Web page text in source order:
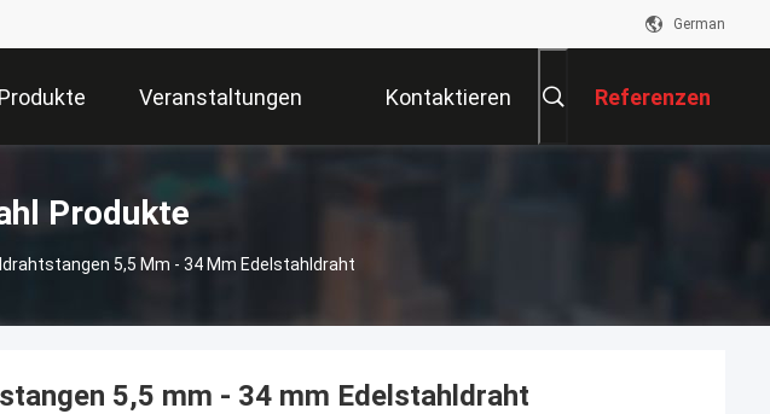
German
Produkte Veranstaltungen Kontaktieren Referenzen
Produkte
5,5 Mm - 34 Mm Edelstahldraht
5,5 mm - 34 mm Edelstahldraht